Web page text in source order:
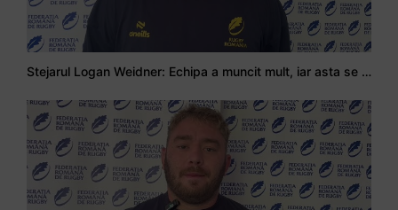
Stejarul Logan Weidner: Echipa a muncit mult, iar asta se va vedea în meciurile de la Nations Cup